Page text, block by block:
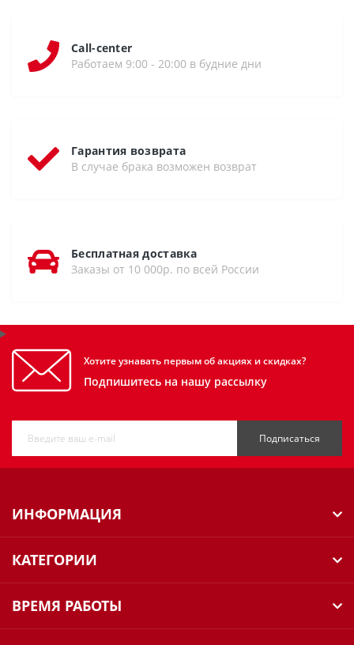
Call-center
Работаем 9:00 - 20:00 в будние дни
Гарантия возврата
В случае брака возможен возврат
Бесплатная доставка
Заказы от 10 000р. по всей России
Хотите узнавать первым об акциях и скидках?
Подпишитесь на нашу рассылку
Подписаться
ИНФОРМАЦИЯ
КАТЕГОРИИ
ВРЕМЯ РАБОТЫ